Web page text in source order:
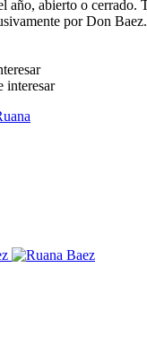
año, abierto o cerrado.
por Don